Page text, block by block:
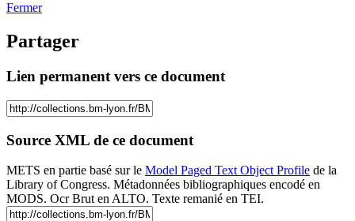
Fermer
Partager
Lien permanent vers ce document
Source XML de ce document
METS en partie basé sur le Model Paged Text Object Profile de la
Library of Congress. Métadonnées bibliographiques encodé en
MODS. Ocr Brut en ALTO. Texte remanié en TEI.